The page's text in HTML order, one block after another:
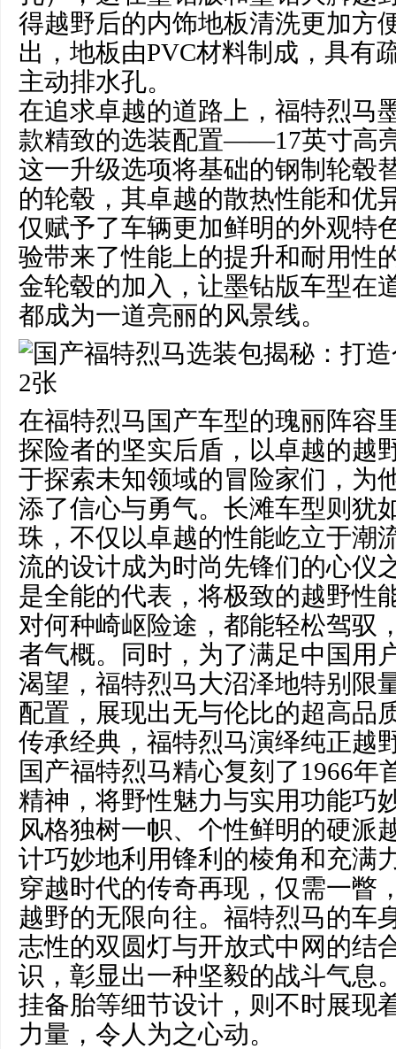
得越野后的内饰地板清洗更加方
出，地板由PVC材料制成，具有
主动排水孔。
在追求卓越的道路上，福特烈马
款精致的选装配置——17英寸高
这一升级选项将基础的钢制轮毂
的轮毂，其卓越的散热性能和优
仅赋予了车辆更加鲜明的外观特
验带来了性能上的提升和耐用性
金轮毂的加入，让墨钻版车型在
都成为一道亮丽的风景线。
在福特烈马国产车型的瑰丽阵容
探险者的坚实后盾，以卓越的越
于探索未知领域的冒险家们，为
添了信心与勇气。长滩车型则犹
珠，不仅以卓越的性能屹立于潮
流的设计成为时尚先锋们的心仪
是全能的代表，将极致的越野性
对何种崎岖险途，都能轻松驾驭
者气概。同时，为了满足中国用
渴望，福特烈马大沼泽地特别限
配置，展现出无与伦比的超高品
传承经典，福特烈马演绎纯正越
国产福特烈马精心复刻了1966年
精神，将野性魅力与实用功能巧
风格独树一帜、个性鲜明的硬派
计巧妙地利用锋利的棱角和充满
穿越时代的传奇再现，仅需一瞥
越野的无限向往。福特烈马的车
志性的双圆灯与开放式中网的结
识，彰显出一种坚毅的战斗气息
挂备胎等细节设计，则不时展现
力量，令人为之心动。